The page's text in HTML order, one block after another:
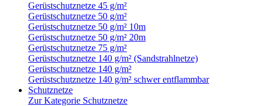
Gerüstschutznetze 45 g/m²
Gerüstschutznetze 50 g/m²
Gerüstschutznetze 50 g/m² 10m
Gerüstschutznetze 50 g/m² 20m
Gerüstschutznetze 75 g/m²
Gerüstschutznetze 140 g/m² (Sandstrahlnetze)
Gerüstschutznetze 140 g/m²
Gerüstschutznetze 140 g/m² schwer entflammbar
Schutznetze
Zur Kategorie Schutznetze